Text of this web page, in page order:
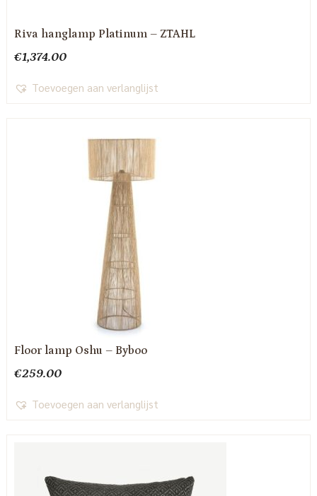
Riva hanglamp Platinum – ZTAHL
€1,374.00
Toevoegen aan verlanglijst
Floor lamp Oshu – Byboo
€259.00
Toevoegen aan verlanglijst